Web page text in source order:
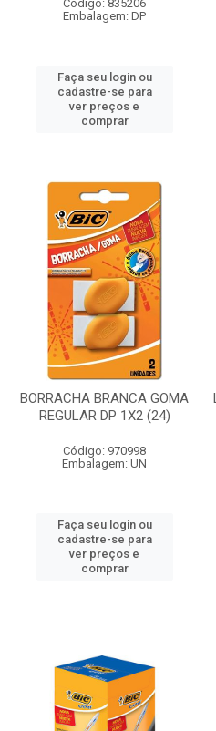
Código: 835206
Embalagem: DP
Faça seu login ou
cadastre-se para
ver preços e
comprar
BORRACHA BRANCA GOMA
REGULAR DP 1X2 (24)
Código: 970998
Embalagem: UN
Faça seu login ou
cadastre-se para
ver preços e
comprar